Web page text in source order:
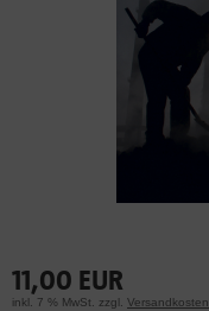
11,00 EUR
inkl. 7 % MwSt. zzgl. Versandkosten